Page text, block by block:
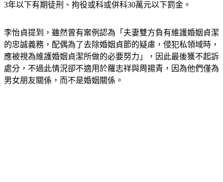
的忠誠義務，配偶為了去除婚姻貞節的疑慮，侵犯私領域時，
應被視為維護婚姻貞潔所做的必要努力」，因此最後獲不起訴
處分，不過此情況卻不適用於羅志祥與周揚青，因為他們僅為
男女朋友關係，而不是婚姻關係。